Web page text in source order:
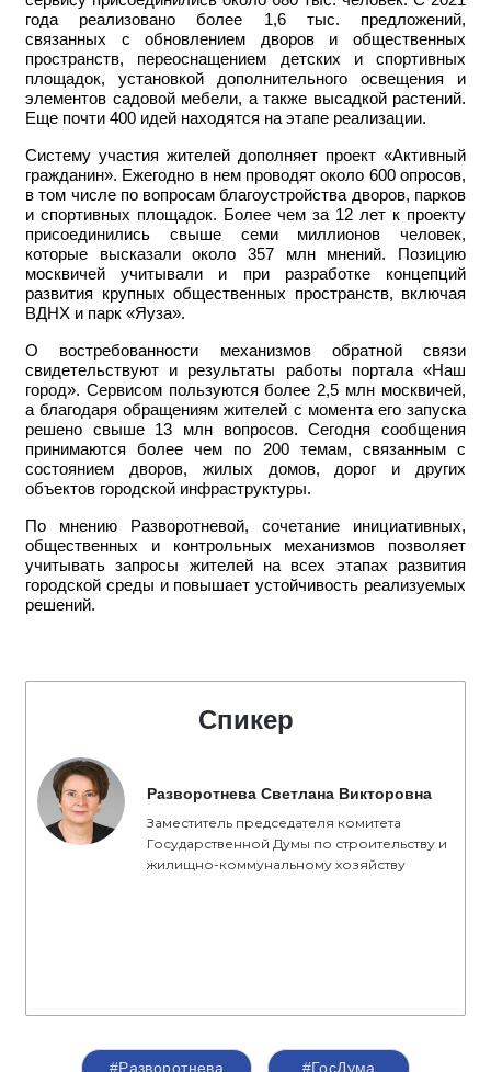
года реализовано более 1,6 тыс. предложений,
связанных с обновлением дворов и общественных
пространств, переоснащением детских и спортивных
площадок, установкой дополнительного освещения и
элементов садовой мебели, а также высадкой растений.
Еще почти 400 идей находятся на этапе реализации.
Систему участия жителей дополняет проект «Активный
гражданин». Ежегодно в нем проводят около 600 опросов,
в том числе по вопросам благоустройства дворов, парков
и спортивных площадок. Более чем за 12 лет к проекту
присоединились свыше семи миллионов человек,
которые высказали около 357 млн мнений. Позицию
москвичей учитывали и при разработке концепций
развития крупных общественных пространств, включая
ВДНХ и парк «Яуза».
О востребованности механизмов обратной связи
свидетельствуют и результаты работы портала «Наш
город». Сервисом пользуются более 2,5 млн москвичей,
а благодаря обращениям жителей с момента его запуска
решено свыше 13 млн вопросов. Сегодня сообщения
принимаются более чем по 200 темам, связанным с
состоянием дворов, жилых домов, дорог и других
объектов городской инфраструктуры.
По мнению Разворотневой, сочетание инициативных,
общественных и контрольных механизмов позволяет
учитывать запросы жителей на всех этапах развития
городской среды и повышает устойчивость реализуемых
решений.
Спикер
Разворотнева Светлана Викторовна
Заместитель председателя комитета
Государственной Думы по строительству и
жилищно-коммунальному хозяйству
#Разворотнева #ГосДума